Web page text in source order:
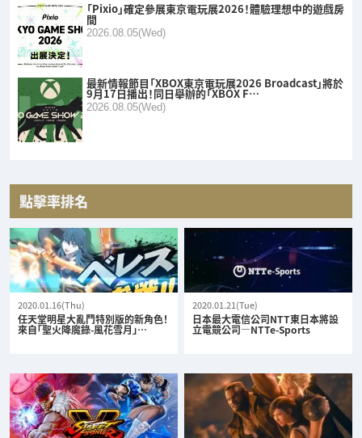
「Pixio」確定參展東京電玩展2026！體驗理想中的遊戲房
間
2026.08.05(Wed)
最新情報節目「XBOX東京電玩展2026 Broadcast」將於
9月17日播出！同日舉辦的「XBOX F…
2026.08.05(Wed)
點擊率排名
2020.01.16(Thu)
任天堂明星大亂鬥特別版的新角色！
來自「聖火降魔錄-風花雪月」…
2020.01.21(Tue)
日本最大電信公司NTT東日本將設
立電競公司—NTTe-Sports